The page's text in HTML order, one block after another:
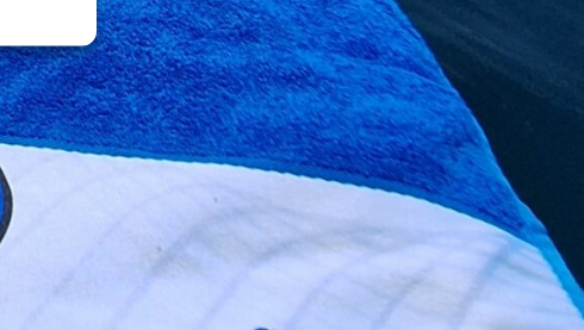
mit fossilem Öl bereits verboten. Und je älter der Kessel,
vorhanden ist. Geschweige die Kosten, die durch teure
umweltfreundliches Heizsystem aktuell mit hohen
können bestens mit Solarenergie kombiniert werden.
OÖ unterstützt Sie bei Ihrer Entscheidung und gibt
vereinbaren gleich einen Termin mit einem unserer Fachberater